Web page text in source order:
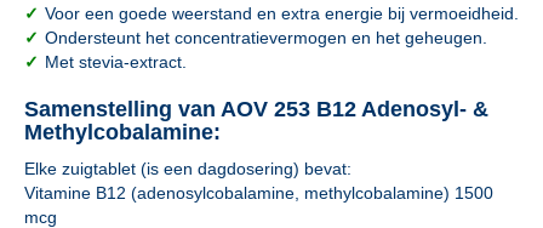
✓ Voor een goede weerstand en extra energie bij vermoeidheid.
✓ Ondersteunt het concentratievermogen en het geheugen.
✓ Met stevia-extract.
Samenstelling van AOV 253 B12 Adenosyl- &
Methylcobalamine:
Elke zuigtablet (is een dagdosering) bevat:
Vitamine B12 (adenosylcobalamine, methylcobalamine) 1500
mcg